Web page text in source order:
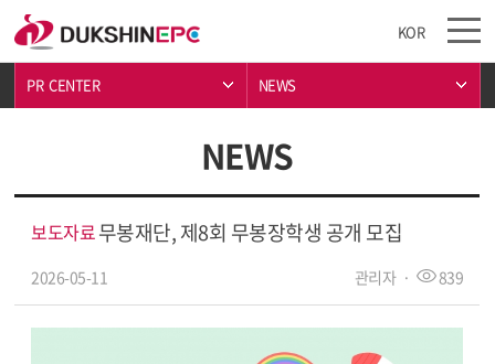
KOR
PR  CENTER NEWS
NEWS
보도자료무봉재단, 제8회 무봉장학생 공개 모집
2026-05-11 관리자 · 839